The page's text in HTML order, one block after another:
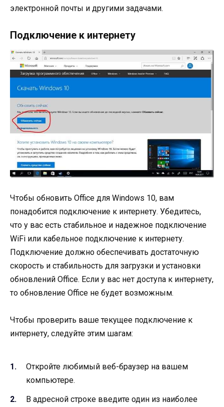
электронной почты и другими задачами.
Подключение к интернету
Чтобы обновить Office для Windows 10, вам
понадобится подключение к интернету. Убедитесь,
что у вас есть стабильное и надежное подключение
WiFi или кабельное подключение к интернету.
Подключение должно обеспечивать достаточную
скорость и стабильность для загрузки и установки
обновлений Office. Если у вас нет доступа к интернету,
то обновление Office не будет возможным.
Чтобы проверить ваше текущее подключение к
интернету, следуйте этим шагам:
Откройте любимый веб-браузер на вашем
компьютере.
В адресной строке введите один из наиболее